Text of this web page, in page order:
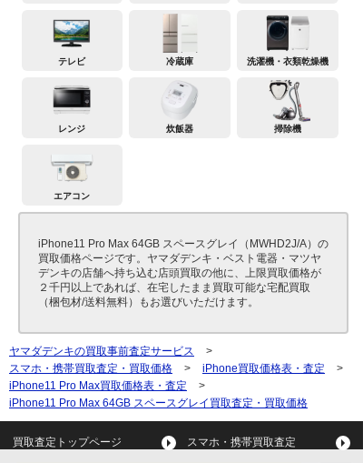
テレビ 冷蔵庫 洗濯機・衣類乾燥機
レンジ 炊飯器 掃除機
エアコン
iPhone11 Pro Max 64GB スペースグレイ（MWHD2J/A）の
買取価格ページです。ヤマダデンキ・ベスト電器・マツヤ
デンキの店舗へ持ち込む店頭買取の他に、上限買取価格が
２千円以上であれば、在宅したまま買取可能な宅配買取
（梱包材/送料無料）もお選びいただけます。
ヤマダデンキの買取事前査定サービス
>
スマホ・携帯買取査定・買取価格
> iPhone買取価格表・査定
>
iPhone11 Pro Max買取価格表・査定
>
iPhone11 Pro Max 64GB スペースグレイ買取査定・買取価格
買取査定トップページ スマホ・携帯買取査定